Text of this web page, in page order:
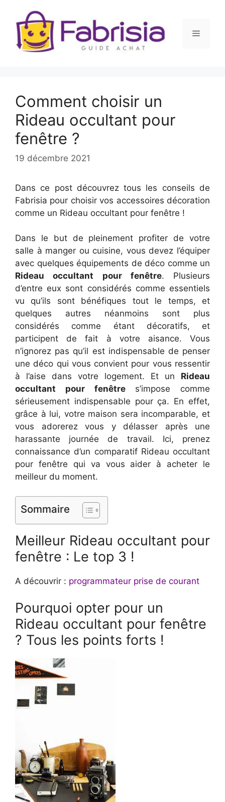
contenu
Menu
Comment choisir un
Rideau occultant pour
fenêtre ?
19 décembre 2021
Dans ce post découvrez tous les conseils de
Fabrisia pour choisir vos accessoires décoration
comme un Rideau occultant pour fenêtre !
Dans le but de pleinement profiter de votre
salle à manger ou cuisine, vous devez l’équiper
avec quelques équipements de déco comme un
Rideau occultant pour fenêtre. Plusieurs
d’entre eux sont considérés comme essentiels
vu qu’ils sont bénéfiques tout le temps, et
quelques autres néanmoins sont plus
considérés comme étant décoratifs, et
participent de fait à votre aisance. Vous
n’ignorez pas qu’il est indispensable de penser
une déco qui vous convient pour vous ressentir
à l’aise dans votre logement. Et un Rideau
occultant pour fenêtres’impose comme
sérieusement indispensable pour ça. En effet,
grâce à lui, votre maison sera incomparable, et
vous adorerez vous y délasser après une
harassante journée de travail. Ici, prenez
connaissance d’un comparatif Rideau occultant
pour fenêtre qui va vous aider à acheter le
meilleur du moment.
Sommaire
Meilleur Rideau occultant pour
fenêtre : Le top 3 !
A découvrir : programmateur prise de courant
Pourquoi opter pour un
Rideau occultant pour fenêtre
? Tous les points forts !